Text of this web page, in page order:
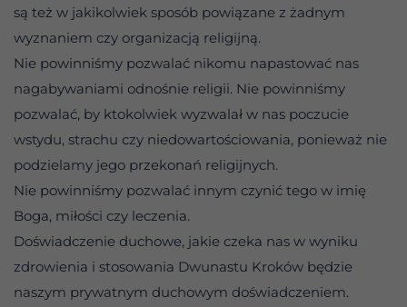
są też w jakikolwiek sposób powiązane z żadnym
wyznaniem czy organizacją religijną.
Nie powinniśmy pozwalać nikomu napastować nas
nagabywaniami odnośnie religii. Nie powinniśmy
pozwalać, by ktokolwiek wyzwalał w nas poczucie
wstydu, strachu czy niedowartościowania, ponieważ nie
podzielamy jego przekonań religijnych.
Nie powinniśmy pozwalać innym czynić tego w imię
Boga, miłości czy leczenia.
Doświadczenie duchowe, jakie czeka nas w wyniku
zdrowienia i stosowania Dwunastu Kroków będzie
naszym prywatnym duchowym doświadczeniem.